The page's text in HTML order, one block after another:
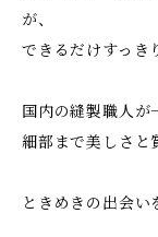
が、
できるだけすっき
国内の縫製職人が
細部まで美しさと
ときめきの出会い